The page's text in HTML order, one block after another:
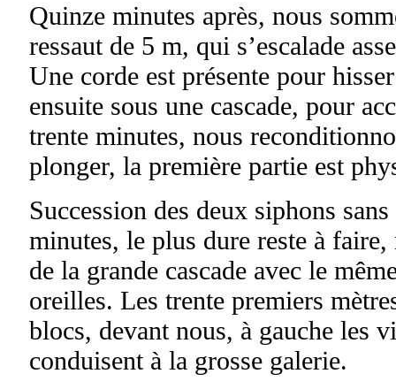
Quinze minutes après, nous
ressaut de 5 m, qui s’escalade
Une corde est présente pour
ensuite sous une cascade, pour
trente minutes, nous
plonger, la première partie est
Succession des deux siphons
minutes, le plus dure reste à
de la grande cascade avec le
oreilles. Les trente premiers
blocs, devant nous, à gauche les
conduisent à la grosse galerie.